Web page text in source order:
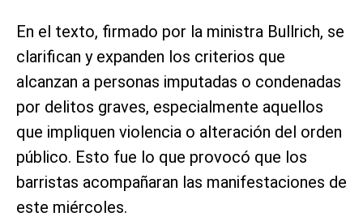
En el texto, firmado por la ministra Bullrich, se
clarifican y expanden los criterios que
alcanzan a personas imputadas o condenadas
por delitos graves, especialmente aquellos
que impliquen violencia o alteración del orden
público. Esto fue lo que provocó que los
barristas acompañaran las manifestaciones de
este miércoles.